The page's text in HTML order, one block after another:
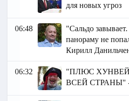
для новых угроз
06:48
"Сальдо
панораму не
Кирилл
06:32
"ПЛЮС
ВСЕЙ СТРАНЫ" -